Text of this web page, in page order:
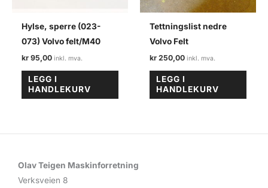
Hylse, sperre (023-
073) Volvo felt/M40
kr 95,00
LEGG I
HANDLEKURV
Tettningslist nedre
Volvo Felt
kr 250,00
LEGG I
HANDLEKURV
Olav Teigen Maskinforretning
Verksveien 8